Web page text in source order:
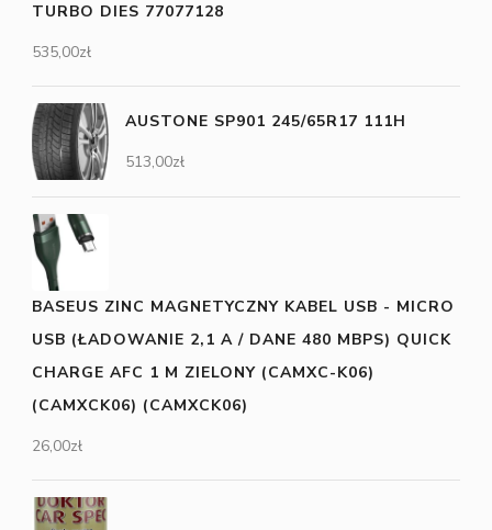
TURBO DIES 77077128
535,00zł
AUSTONE SP901 245/65R17 111H
513,00zł
BASEUS ZINC MAGNETYCZNY KABEL USB - MICRO
USB (ŁADOWANIE 2,1 A / DANE 480 MBPS) QUICK
CHARGE AFC 1 M ZIELONY (CAMXC-K06)
(CAMXCK06) (CAMXCK06)
26,00zł